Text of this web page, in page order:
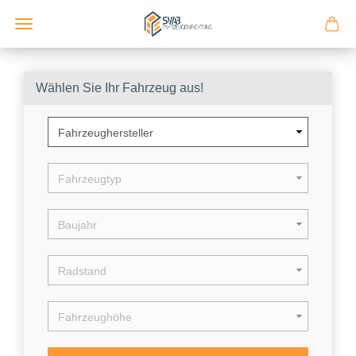
Wählen Sie Ihr Fahrzeug aus!